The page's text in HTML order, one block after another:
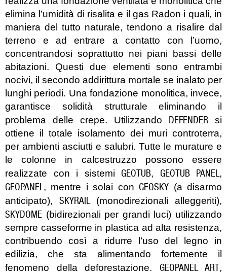
elimina l’umidità di risalita e il gas Radon i quali, in
maniera del tutto naturale, tendono a risalire dal
terreno e ad entrare a contatto con l’uomo,
concentrandosi soprattutto nei piani bassi delle
abitazioni. Questi due elementi sono entrambi
nocivi, il secondo addirittura mortale se inalato per
lunghi periodi. Una fondazione monolitica, invece,
garantisce solidità strutturale eliminando il
problema delle crepe. Utilizzando DEFENDER si
ottiene il totale isolamento dei muri controterra,
per ambienti asciutti e salubri. Tutte le murature e
le colonne in calcestruzzo possono essere
realizzate con i sistemi GEOTUB, GEOTUB PANEL ,
GEOPANEL , mentre i solai con GEOSKY (a disarmo
anticipato), SKYRAIL (monodirezionali alleggeriti),
SKYDOME (bidirezionali per grandi luci) utilizzando
sempre casseforme in plastica ad alta resistenza,
contribuendo così a ridurre l’uso del legno in
edilizia, che sta alimentando fortemente il
fenomeno della deforestazione. GEOPANEL ART,